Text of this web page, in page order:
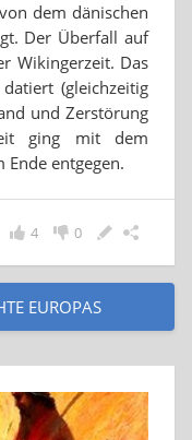
dem dänischen
Der Überfall auf
Wikingerzeit. Das
(gleichzeitig
und Zerstörung
ging mit dem
Ende entgegen.
0
4
EUROPAS